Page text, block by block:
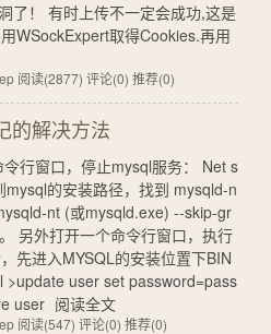
了！ 有时上传不一定会成功,这是
WSockExpert取得Cookies.再用
阅读(2877) 评论(0) 推荐(0)
的解决方法
行窗口，停止mysql服务： Net s
的安装路径，找到 mysqld-n
nt (或mysqld.exe) --skip-gr
另外打开一个命令行窗口，执行
先进入MYSQL的安装位置下BIN
>update user set password=pass
user 阅读全文
阅读(547) 评论(0) 推荐(0)